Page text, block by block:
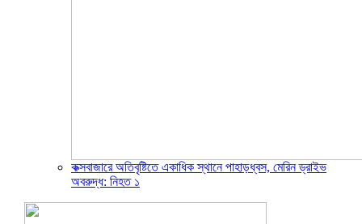
কক্সবাজারে অতিবৃষ্টিতে একাধিক স্থানে পাহাড়ধ্বস, মেরিন ড্রাইভ
অবরুদ্ধ: নিহত ১